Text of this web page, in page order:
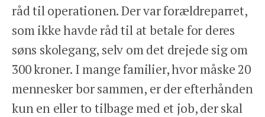
råd til operationen. Der var forældreparret,
som ikke havde råd til at betale for deres
søns skolegang, selv om det drejede sig om
300 kroner. I mange familier, hvor måske 20
mennesker bor sammen, er der efterhånden
kun en eller to tilbage med et job, der skal